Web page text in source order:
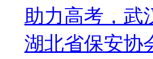
助力高考，武
湖北省保安协